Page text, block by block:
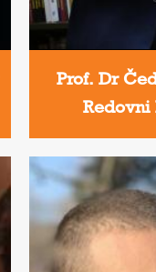
Prof. Dr
Redovni